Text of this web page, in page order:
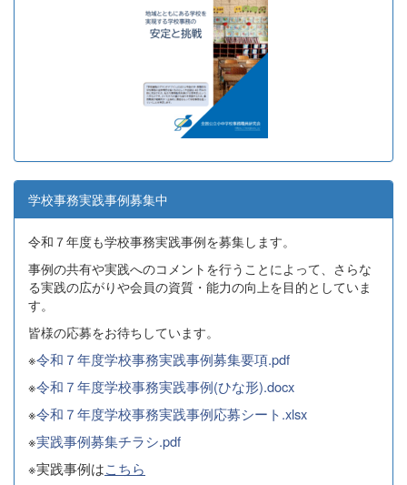
学校事務実践事例募集中
令和７年度も学校事務実践事例を募集します。
事例の共有や実践へのコメントを行うことによって、さらな
る実践の広がりや会員の資質・能力の向上を目的としていま
す。
皆様の応募をお待ちしています。
※令和７年度学校事務実践事例募集要項.pdf
※令和７年度学校事務実践事例(ひな形).docx
※令和７年度学校事務実践事例応募シート.xlsx
※実践事例募集チラシ.pdf
※実践事例はこちら